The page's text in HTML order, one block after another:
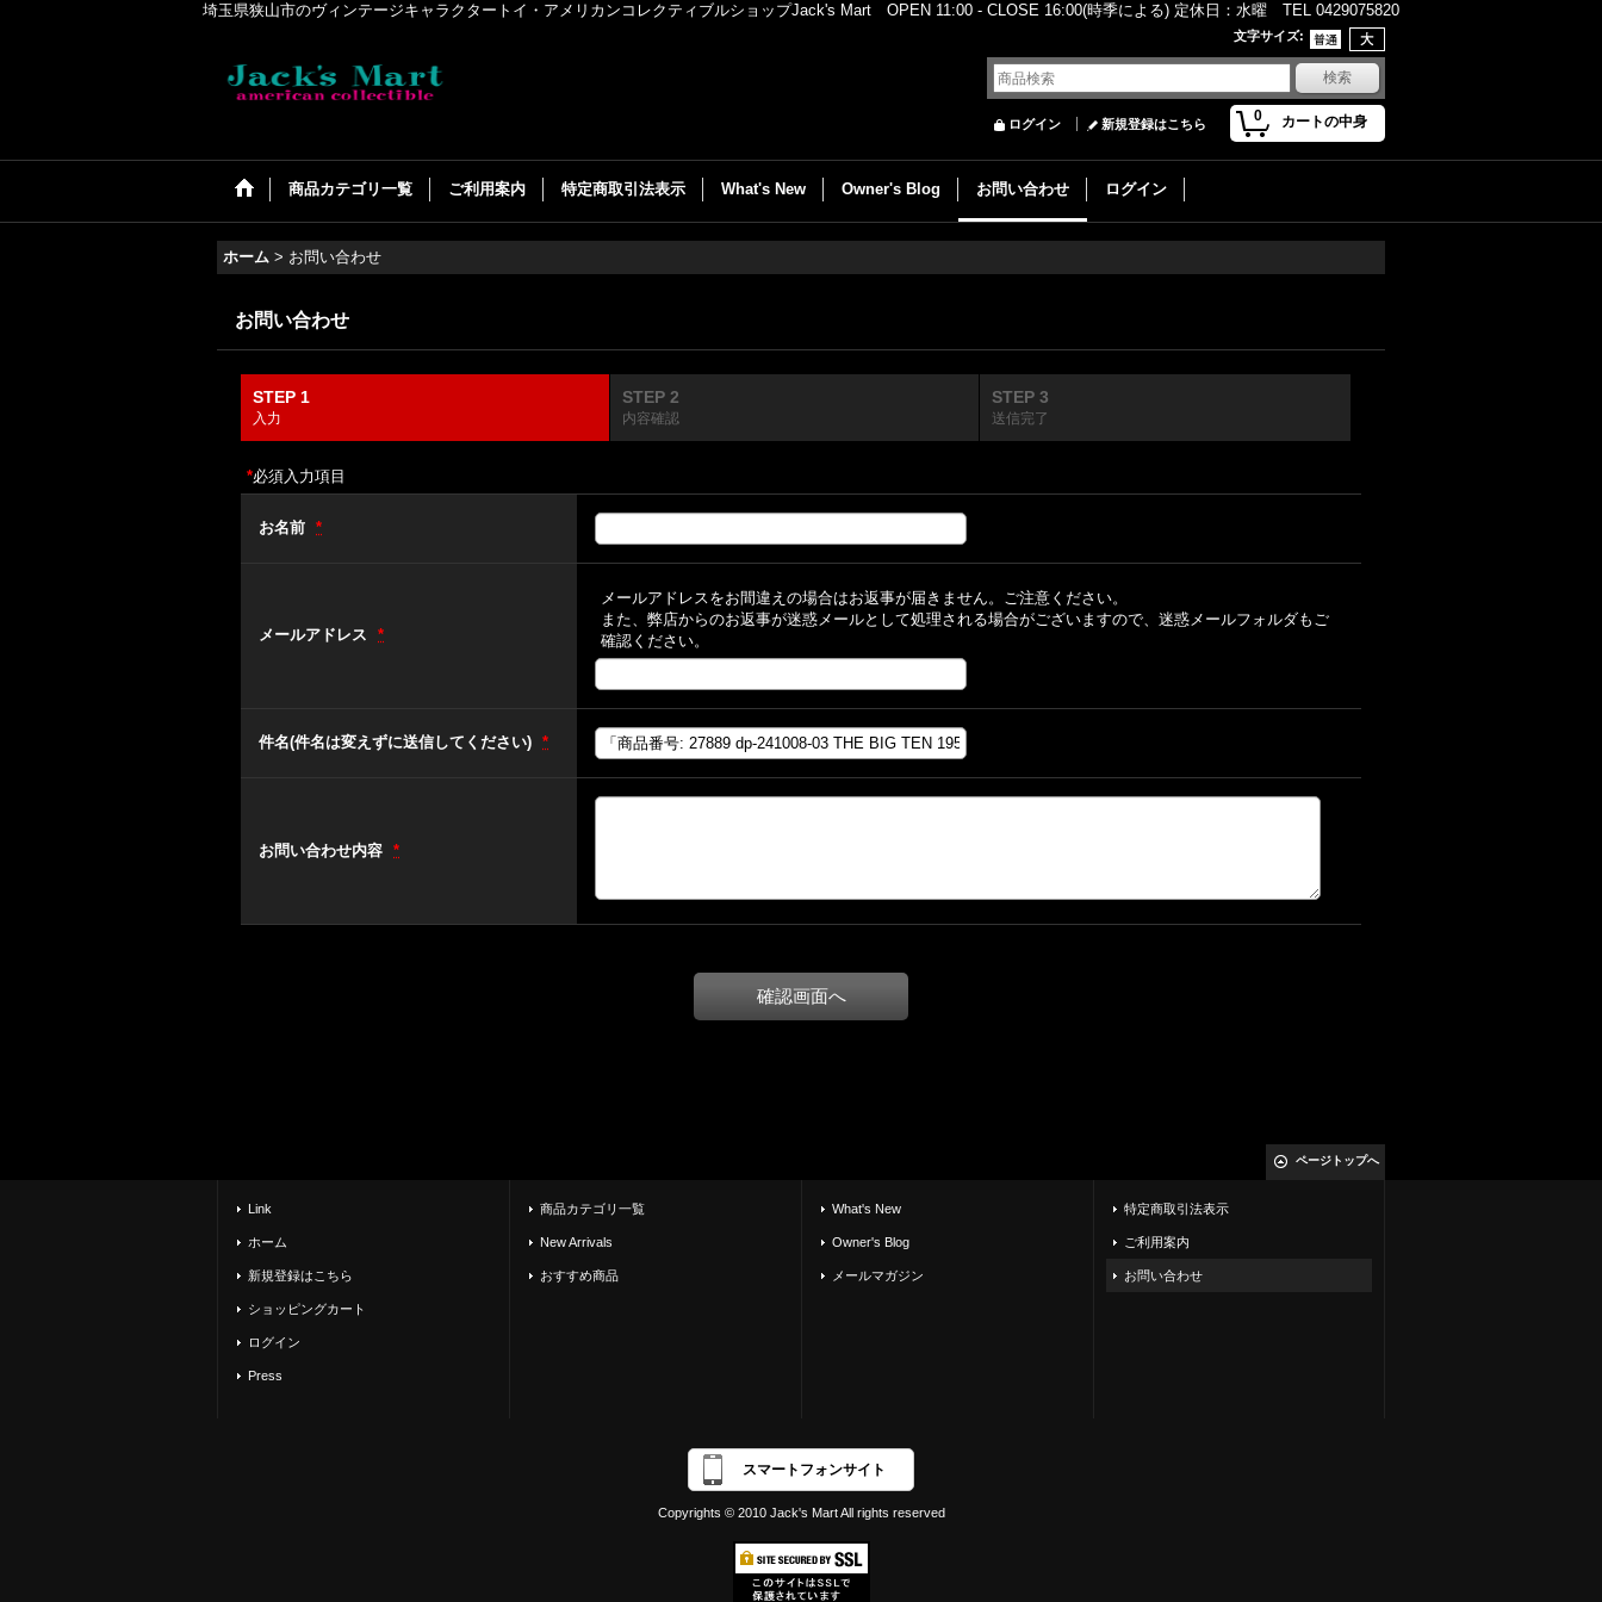
埼玉県狭山市のヴィンテージキャラクタートイ・アメリカンコレクティブルショップJack's Mart OPEN 11:00 - CLOSE 16:00(時季による) 定休日：水曜 TEL 0429075820
文字サイズ:
0 カートの中身
ログイン 新規登録はこちら
商品カテゴリ一覧 ご利用案内 特定商取引法表示 What's New Owner's Blog お問い合わせ ログイン
ホーム > お問い合わせ
お問い合わせ
STEP 1
入力
STEP 2
内容確認
STEP 3
送信完了
*必須入力項目
お名前 *
メールアドレス *
メールアドレスをお間違えの場合はお返事が届きません。ご注意ください。
また、弊店からのお返事が迷惑メールとして処理される場合がございますので、迷惑メールフォルダもご
確認ください。
件名(件名は変えずに送信してください) *
お問い合わせ内容 *
ページトップへ
Link
ホーム
新規登録はこちら
ショッピングカート
ログイン
Press
商品カテゴリ一覧
New Arrivals
おすすめ商品
What's New
Owner's Blog
メールマガジン
特定商取引法表示
ご利用案内
お問い合わせ
スマートフォンサイト
Copyrights © 2010 Jack's Mart All rights reserved